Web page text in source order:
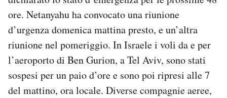
ore. Netanyahu ha convocato una riunione
d’urgenza domenica mattina presto, e un’altra
riunione nel pomeriggio. In Israele i voli da e per
l’aeroporto di Ben Gurion, a Tel Aviv, sono stati
sospesi per un paio d’ore e sono poi ripresi alle 7
del mattino, ora locale. Diverse compagnie aeree,